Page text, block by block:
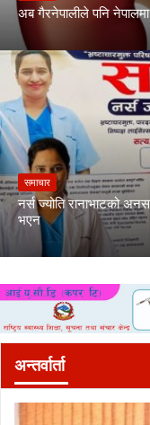
अब गैरनेपालीले पनि
समाचार
नर्स ज्योति रानाभाटको
भएन
अन्तर्वार्ता